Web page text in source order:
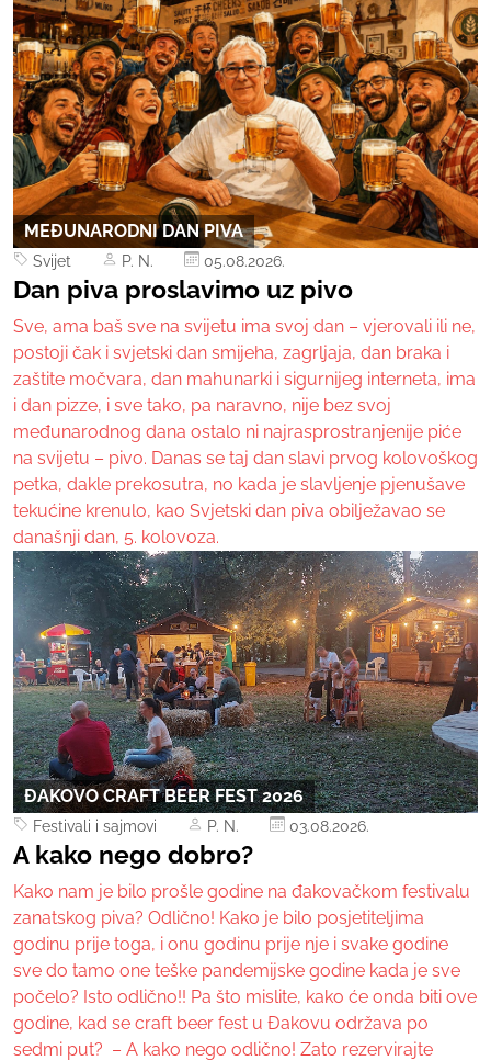
MEĐUNARODNI DAN PIVA
Svijet P. N. 05.08.2026.
Dan piva proslavimo uz pivo
Sve, ama baš sve na svijetu ima svoj dan – vjerovali ili ne,
postoji čak i svjetski dan smijeha, zagrljaja, dan braka i
zaštite močvara, dan mahunarki i sigurnijeg interneta, ima
i dan pizze, i sve tako, pa naravno, nije bez svoj
međunarodnog dana ostalo ni najrasprostranjenije piće
na svijetu – pivo. Danas se taj dan slavi prvog kolovoškog
petka, dakle prekosutra, no kada je slavljenje pjenušave
tekućine krenulo, kao Svjetski dan piva obilježavao se
današnji dan, 5. kolovoza.
ĐAKOVO CRAFT BEER FEST 2026
Festivali i sajmovi P. N. 03.08.2026.
A kako nego dobro?
Kako nam je bilo prošle godine na đakovačkom festivalu
zanatskog piva? Odlično! Kako je bilo posjetiteljima
godinu prije toga, i onu godinu prije nje i svake godine
sve do tamo one teške pandemijske godine kada je sve
počelo? Isto odlično!! Pa što mislite, kako će onda biti ove
godine, kad se craft beer fest u Đakovu održava po
sedmi put? – A kako nego odlično! Zato rezervirajte